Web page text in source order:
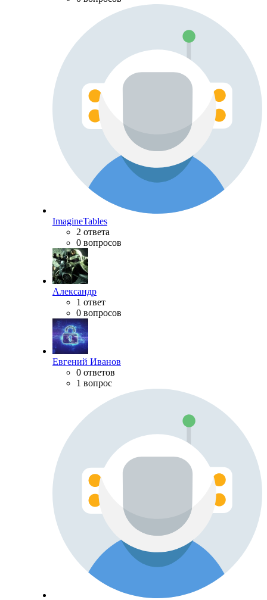
ImagineTables
2 ответа
0 вопросов
Александр
1 ответ
0 вопросов
Евгений Иванов
0 ответов
1 вопрос